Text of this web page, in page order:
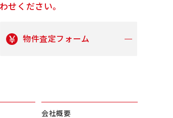
せください。
物件査定フォーム
会社概要